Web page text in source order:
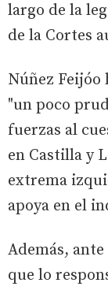
largo de la
de la Cortes
Núñez Feijóo
"un poco
fuerzas al
en Castilla y
extrema
apoya en el
Además,
que lo